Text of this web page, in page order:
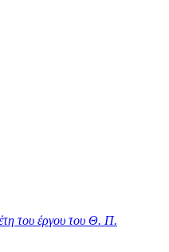
του έργου του Θ. Π.